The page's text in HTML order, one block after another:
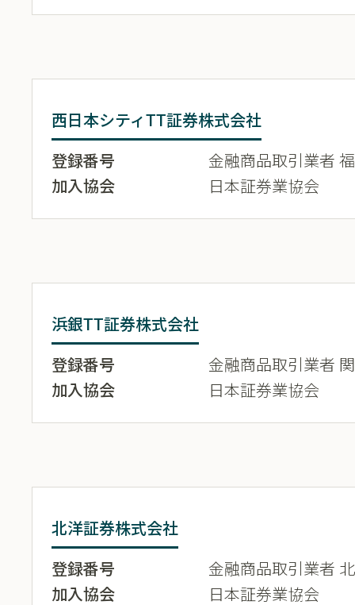
西日本シティTT証券株式会社
登録番号
金融商品取引業者
加入協会
日本証券業協会
浜銀TT証券株式会社
登録番号
金融商品取引業者
加入協会
日本証券業協会
北洋証券株式会社
登録番号
金融商品取引業者
加入協会
日本証券業協会